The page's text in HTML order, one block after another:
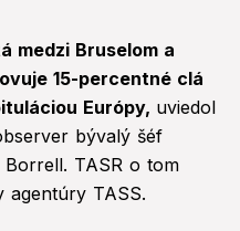
medzi Bruselom a
15-percentné clá
Európy, uviedol
bývalý šéf
TASR o tom
agentúry TASS.